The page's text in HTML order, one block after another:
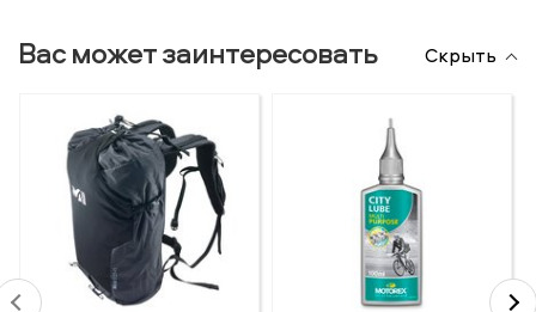
Вас может заинтересовать Скрыть